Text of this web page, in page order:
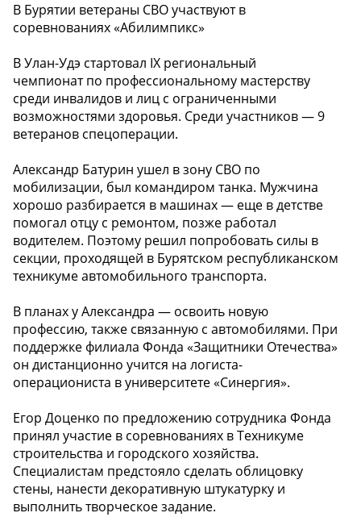
В Бурятии ветераны СВО участвуют в
соревнованиях «Абилимпикс»
В Улан-Удэ стартовал IX региональный
чемпионат по профессиональному мастерству
среди инвалидов и лиц с ограниченными
возможностями здоровья. Среди участников — 9
ветеранов спецоперации.
Александр Батурин ушел в зону СВО по
мобилизации, был командиром танка. Мужчина
хорошо разбирается в машинах — еще в детстве
помогал отцу с ремонтом, позже работал
водителем. Поэтому решил попробовать силы в
секции, проходящей в Бурятском республиканском
техникуме автомобильного транспорта.
В планах у Александра — освоить новую
профессию, также связанную с автомобилями. При
поддержке филиала Фонда «Защитники Отечества»
он дистанционно учится на логиста-
операциониста в университете «Синергия».
Егор Доценко по предложению сотрудника Фонда
принял участие в соревнованиях в Техникуме
строительства и городского хозяйства.
Специалистам предстояло сделать облицовку
стены, нанести декоративную штукатурку и
выполнить творческое задание.